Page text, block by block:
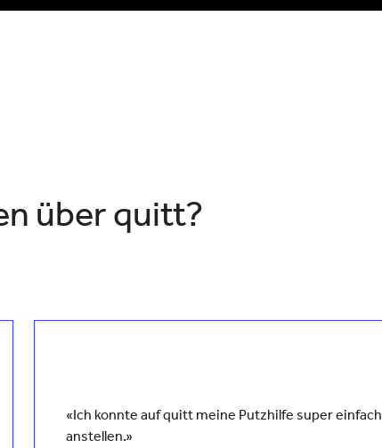
über quitt?
«Ich konnte auf quitt meine Putzhilfe super einfach
anstellen.»